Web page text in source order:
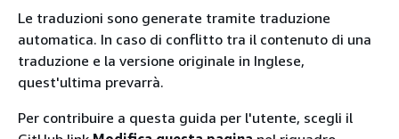
Le traduzioni sono generate tramite traduzione
automatica. In caso di conflitto tra il contenuto di una
traduzione e la versione originale in Inglese,
quest'ultima prevarrà.
Per contribuire a questa guida per l'utente, scegli il